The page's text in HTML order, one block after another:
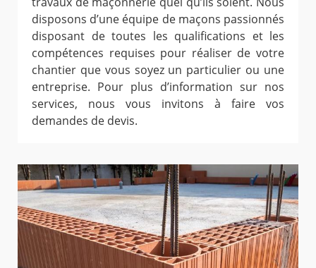
disposons d’une équipe de maçons passionnés
disposant de toutes les qualifications et les
compétences requises pour réaliser de votre
chantier que vous soyez un particulier ou une
entreprise. Pour plus d’information sur nos
services, nous vous invitons à faire vos
demandes de devis.